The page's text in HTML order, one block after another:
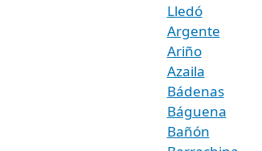
Lledó
Argente
Ariño
Azaila
Bádenas
Báguena
Bañón